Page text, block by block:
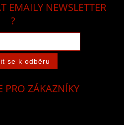
EMAILY NEWSLETTER
?
PRO ZÁKAZNÍKY